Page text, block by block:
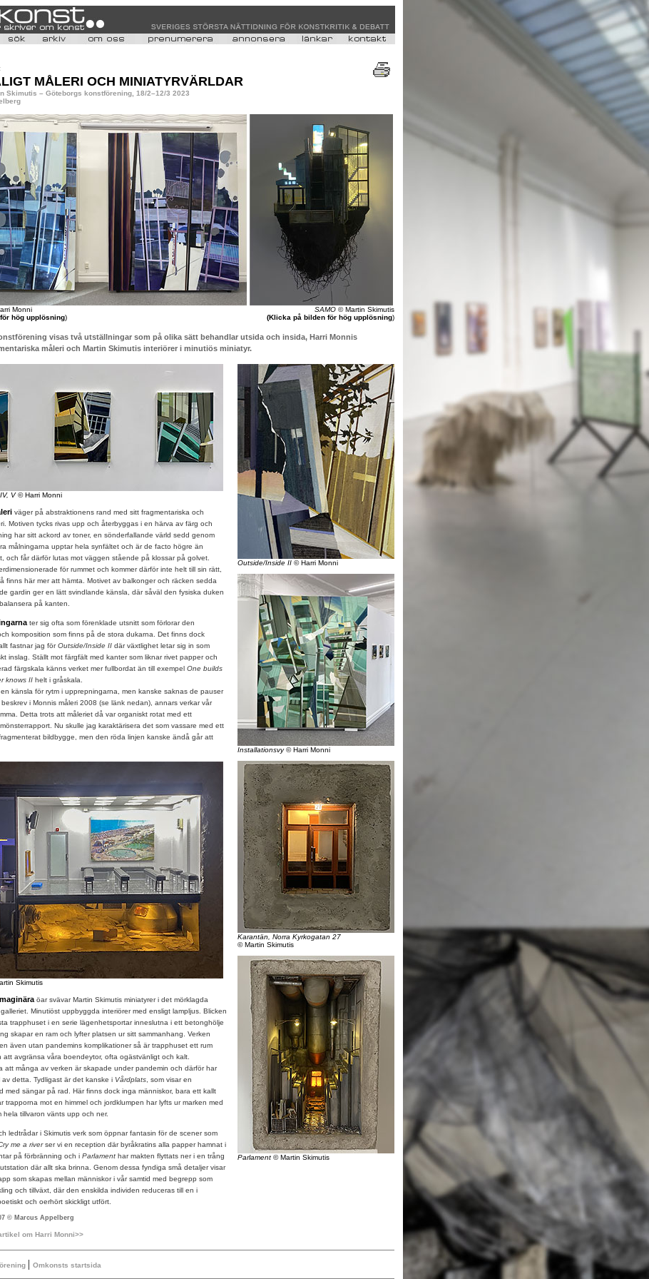
MÅLERI OCH MINIATYRVÄRLDAR
Skimutis – Göteborgs konstförening, 18/2–12/3 2023
Monni
hög upplösning)
SAMO © Martin Skimutis
(Klicka på bilden för hög upplösning)
visas två utställningar som på olika sätt behandlar utsida och insida, Harri Monnis
måleri och Martin Skimutis interiörer i minutiös miniatyr.
V© Harri Monni
väger på abstraktionens rand med sitt fragmentariska och
Motiven tycks rivas upp och återbyggas i en härva av färg och
har sitt ackord av toner, en sönderfallande värld sedd genom
målningarna upptar hela synfältet och är de facto högre än
och får därför lutas mot väggen stående på klossar på golvet.
för rummet och kommer därför inte helt till sin rätt,
finns här mer att hämta. Motivet av balkonger och räcken sedda
gardin ger en lätt svindlande känsla, där såväl den fysiska duken
på kanten.
ter sig ofta som förenklade utsnitt som förlorar den
komposition som finns på de stora dukarna. Det finns dock
fastnar jag förOutside/Inside II där växtlighet letar sig in som
inslag. Ställt mot färgfält med kanter som liknar rivet papper och
färgskala känns verket mer fullbordat än till exempel One builds
knows II helt i gråskala.
känsla för rytm i upprepningarna, men kanske saknas de pauser
i Monnis måleri 2008 (se länk nedan), annars verkar vår
Detta trots att måleriet då var organiskt rotat med ett
Nu skulle jag karaktärisera det som vassare med ett
bildbygge, men den röda linjen kanske ändå går att
Skimutis
öar svävar Martin Skimutis miniatyrer i det mörklagda
Minutiöst uppbyggda interiörer med ensligt lampljus. Blicken
trapphuset i en serie lägenhetsportar inneslutna i ett betonghölje
skapar en ram och lyfter platsen ur sitt sammanhang. Verken
även utan pandemins komplikationer så är trapphuset ett rum
att avgränsa våra boendeytor, ofta ogästvänligt och kalt.
många av verken är skapade under pandemin och därför har
detta. Tydligast är det kanske i Vårdplats , som visar en
med sängar på rad. Här finns dock inga människor, bara ett kallt
trapporna mot en himmel och jordklumpen har lyfts ur marken med
hela tillvaron vänts upp och ner.
ledtrådar i Skimutis verk som öppnar fantasin för de scener som
me a riverser vi en reception där byråkratins alla papper hamnat i
på förbränning och i Parlament har makten flyttats ner i en trång
där allt ska brinna. Genom dessa fyndiga små detaljer visar
som skapas mellan människor i vår samtid med begrepp som
och tillväxt, där den enskilda individen reduceras till en i
och oerhört skickligt utfört.
© Marcus Appelberg
om Harri Monni>>
Outside/Inside II © Harri Monni
Installationsvy© Harri Monni
Karantän, Norra Kyrkogatan 27
© Martin Skimutis
Parlament © Martin Skimutis
| Omkonsts startsida